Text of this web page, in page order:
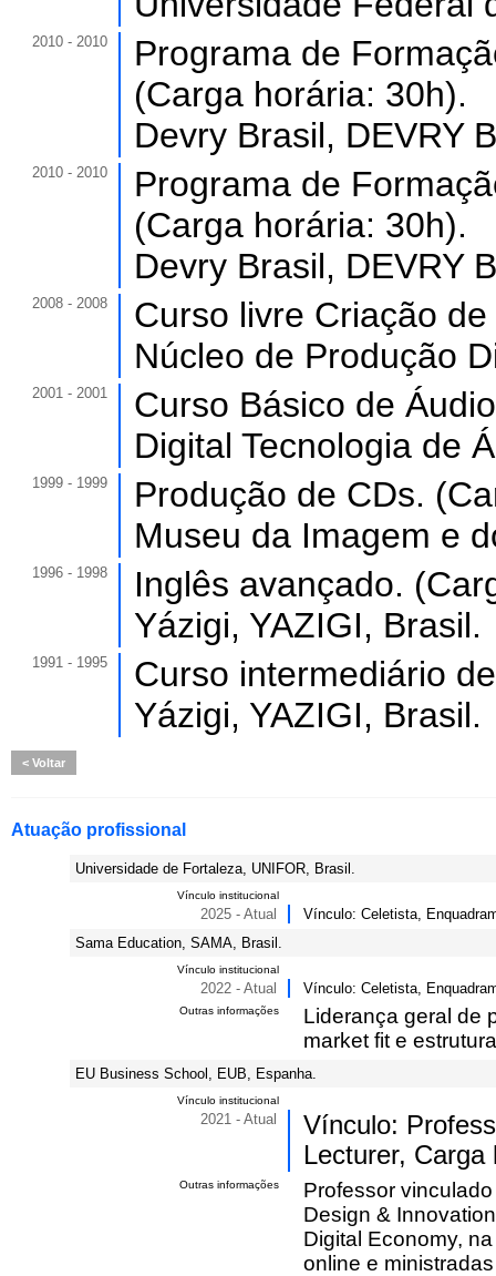
2010 - 2010
Programa de
(Carga horária: 30h).
Devry Brasil, DEVRY
2010 - 2010
Programa de
(Carga horária: 30h).
Devry Brasil, DEVRY
2008 - 2008
Curso livre Criação
Núcleo de Produção
2001 - 2001
Curso Básico de
Digital Tecnologia de
1999 - 1999
Produção de CDs.
Museu da Imagem e
1996 - 1998
Inglês avançado.
Yázigi, YAZIGI, Brasil.
1991 - 1995
Curso intermediário
Yázigi, YAZIGI, Brasil.
Voltar
Atuação profissional
Universidade de Fortaleza, UNIFOR, Brasil.
Vínculo institucional
2025 - Atual
Vínculo: Celetista,
Sama Education, SAMA, Brasil.
Vínculo institucional
2022 - Atual Vínculo: Celetista,
Outras informações
Liderança geral de
market fit e
EU Business School, EUB, Espanha.
Vínculo institucional
2021 - Atual
Vínculo:
Lecturer, Carga
Outras informações
Professor
Design &
Digital Economy,
online e